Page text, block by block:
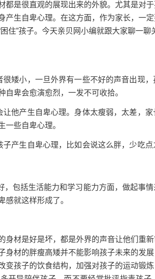
是很直观的展现出来的外貌。尤其是对于
产生自卑心理。在这方面，作为家长，一
住”孩子。今天亲贝网小编就跟大家聊一聊
小，一旦外界有一些不好的声音出现，
卑会愈演愈烈，一发不可收拾。
产生自卑心理。身体太瘦弱，太差，家
一些自卑心理。
生自卑心理，比如会说这么胖，少吃点
包括生活能力和学习能力方面，做起事情
感就这样形成了。
材是好是坏，都是外界的声音让他们重新
身材的胖瘦高矮并不能影响孩子未来的发
变孩子的饮食结构，加强对孩子的运动锻